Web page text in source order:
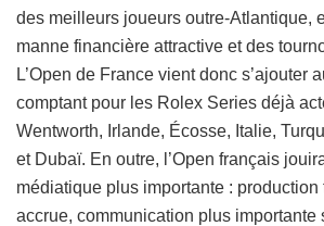
des meilleurs joueurs outre-Atlantique,
manne financière attractive et des
L’Open de France vient donc s’ajouter
comptant pour les Rolex Series déjà
Wentworth, Irlande, Écosse, Italie,
et Dubaï. En outre, l’Open français
médiatique plus importante :
accrue, communication plus importante